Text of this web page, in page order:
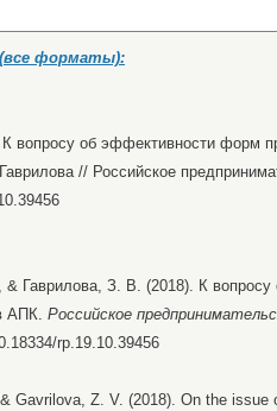
форматы):
вопросу об эффективности форм
// Российское
Гаврилова, З. В. (2018). К
АПК. Российское
rp.19.10.39456
Gavrilova, Z. V. (2018). On the